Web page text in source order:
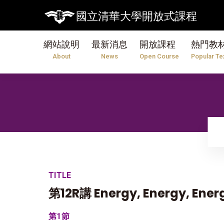
國立清華大學開放式課程
網站說明
About
最新消息
News
開放課程
Open Course
熱門教
Popular
TITLE
第12R講 Energy, Energy,
第1節